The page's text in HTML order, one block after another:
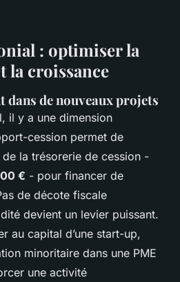
: optimiser la
la croissance
dans de nouveaux projets
il y a une dimension
cession permet de
la trésorerie de cession -
€ - pour financer de
de décote fiscale
devient un levier puissant.
au capital d’une start-up,
minoritaire dans une PME
une activité